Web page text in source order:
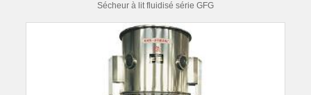
Sécheur à lit fluidisé série GFG